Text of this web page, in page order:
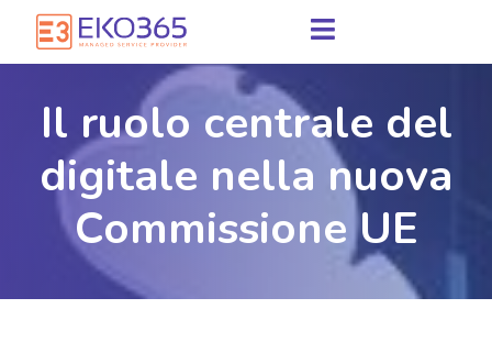
Il ruolo centrale del
digitale nella nuova
Commissione UE